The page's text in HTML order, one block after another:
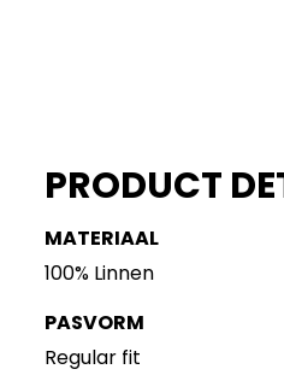
PRODUCT
MATERIAAL
100% Linnen
PASVORM
Regular fit